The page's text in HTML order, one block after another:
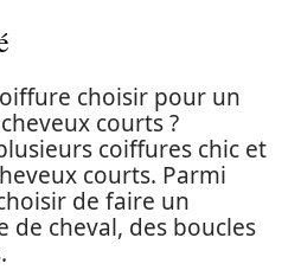
choisir pour un
courts ?
coiffures chic et
courts. Parmi
de faire un
de cheval, des boucles